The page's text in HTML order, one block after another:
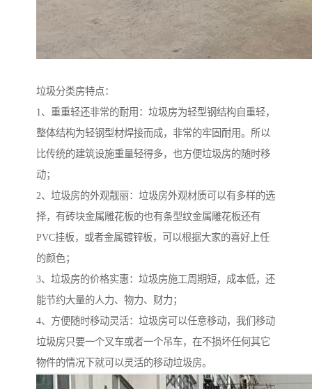
垃圾分类房特点：
1、重重轻还非常的耐用：垃圾房为轻型钢结构自重轻，
整体结构为轻钢型材焊接而成，非常的牢固耐用。所以
比传统的建筑设施重量轻得多，也方便垃圾房的随时移
动；
2、垃圾房的外观靓丽：垃圾房外观材质可以有多样的选
择，有砖块金属雕花板的也有条型纹金属雕花板还有
PVC挂板，或者金属镀锌板，可以根据大家的喜好上任
的颜色；
3、垃圾房的价格实惠：垃圾房施工周期短，成本低，还
能节约大量的人力、物力、财力；
4、方便随时移动灵活：垃圾房可以任意移动，我们移动
垃圾房只要一个叉车或者一个吊车，在不损坏任何其它
物件的情况下就可以灵活的移动垃圾房。